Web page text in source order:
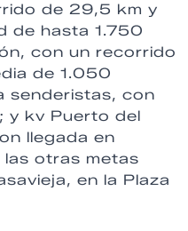
de 29,5 km y
de hasta 1.750
con un recorrido
de 1.050
senderistas, con
y kv Puerto del
llegada en
las otras metas
en la Plaza